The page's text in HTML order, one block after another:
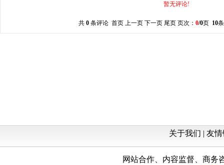
暂无评论!
共0 条评论 首页 上一页 下一页 尾页 页次：0/0页 10
关于我们 | 友情
网站合作、内容监督、商务